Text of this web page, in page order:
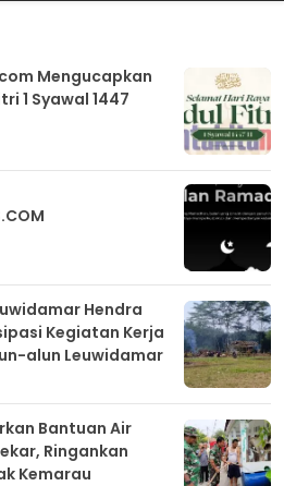
Mengucapkan
1 Syawal 1447
Hendra
Kegiatan Kerja
alun Leuwidamar
Bantuan Air
Ringankan
Kemarau